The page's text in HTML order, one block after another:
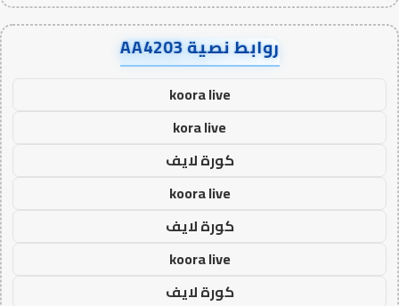
روابط نصية AA4203
koora live
kora live
كورة لايف
koora live
كورة لايف
koora live
كورة لايف